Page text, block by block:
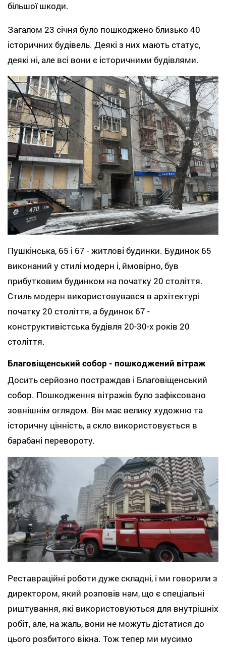
більшої шкоди.
Загалом 23 січня було пошкоджено близько 40
історичних будівель. Деякі з них мають статус,
деякі ні, але всі вони є історичними будівлями.
Пушкінська, 65 і 67 - житлові будинки. Будинок 65
виконаний у стилі модерн і, ймовірно, був
прибутковим будинком на початку 20 століття.
Стиль модерн використовувався в архітектурі
початку 20 століття, а будинок 67 -
конструктивістська будівля 20-30-х років 20
століття.
Благовіщенський собор - пошкоджений вітраж
Досить серйозно постраждав і Благовіщенський
собор. Пошкодження вітражів було зафіксовано
зовнішнім оглядом. Він має велику художню та
історичну цінність, а скло використовується в
барабані перевороту.
Реставраційні роботи дуже складні, і ми говорили з
директором, який розповів нам, що є спеціальні
риштування, які використовуються для внутрішніх
робіт, але, на жаль, вони не можуть дістатися до
цього розбитого вікна. Тож тепер ми мусимо